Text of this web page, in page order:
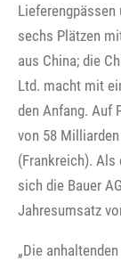
sechs Plätzen
aus China; die
Ltd. macht mit
den Anfang. Auf
von 58
(Frankreich). Als
sich die Bauer
Jahresumsatz
„Die